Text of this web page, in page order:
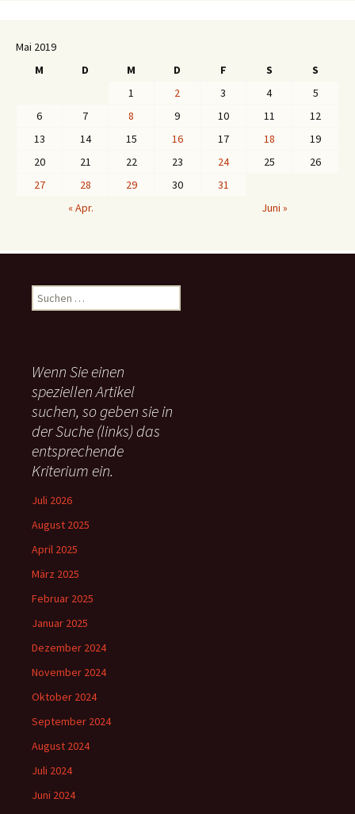
Mai 2019
M
D M D F S
S
1
2 3 4
5
6
7 8 9 10 11
12
13
14 15 16 17 18
19
20
21 22 23 24 25
26
27
28 29 30
31
« Apr.
Juni »
u
n
n
a
c
:
Wenn Sie einen
speziellen Artikel
suchen, so geben sie in
der Suche (links) das
entsprechende
Kriterium ein.
Juli 2026
August 2025
April 2025
März 2025
Februar 2025
Januar 2025
Dezember 2024
November 2024
Oktober 2024
September 2024
August 2024
Juli 2024
Juni 2024